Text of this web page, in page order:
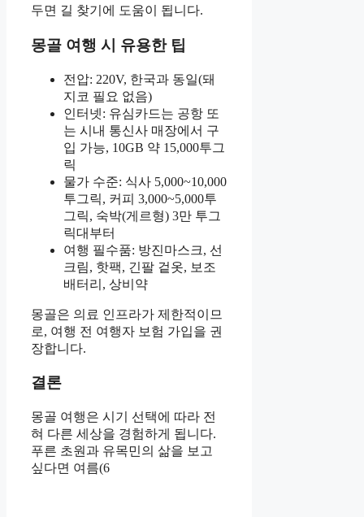
두면 길 찾기에 도움이 됩니다.
몽골 여행 시 유용한 팁
전압: 220V, 한국과 동일(돼
지코 필요 없음)
인터넷: 유심카드는 공항 또
는 시내 통신사 매장에서 구
입 가능, 10GB 약 15,000투그
릭
물가 수준: 식사 5,000~10,000
투그릭, 커피 3,000~5,000투
그릭, 숙박(게르형) 3만 투그
릭대부터
여행 필수품: 방진마스크, 선
크림, 핫팩, 긴팔 겉옷, 보조
배터리, 상비약
몽골은 의료 인프라가 제한적이므
로, 여행 전 여행자 보험 가입을 권
장합니다.
결론
몽골 여행은 시기 선택에 따라 전
혀 다른 세상을 경험하게 됩니다.
푸른 초원과 유목민의 삶을 보고
싶다면 여름(6